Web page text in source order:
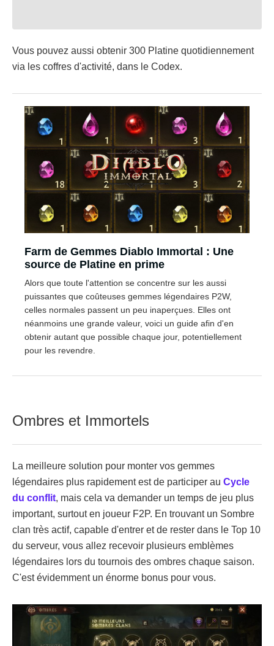
Vous pouvez aussi obtenir 300 Platine quotidiennement
via les coffres d'activité, dans le Codex.
Farm de Gemmes Diablo Immortal : Une
source de Platine en prime
Alors que toute l'attention se concentre sur les aussi
puissantes que coûteuses gemmes légendaires P2W,
celles normales passent un peu inaperçues. Elles ont
néanmoins une grande valeur, voici un guide afin d'en
obtenir autant que possible chaque jour, potentiellement
pour les revendre.
Ombres et Immortels
La meilleure solution pour monter vos gemmes
légendaires plus rapidement est de participer au Cycle
du conflit, mais cela va demander un temps de jeu plus
important, surtout en joueur F2P. En trouvant un Sombre
clan très actif, capable d'entrer et de rester dans le Top 10
du serveur, vous allez recevoir plusieurs emblèmes
légendaires lors du tournois des ombres chaque saison.
C'est évidemment un énorme bonus pour vous.